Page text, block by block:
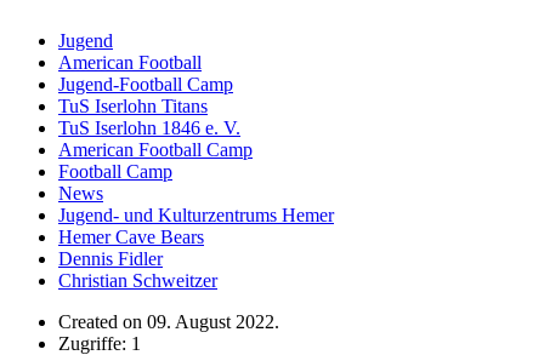
Jugend
American Football
Jugend-Football Camp
TuS Iserlohn Titans
TuS Iserlohn 1846 e. V.
American Football Camp
Football Camp
News
Jugend- und Kulturzentrums Hemer
Hemer Cave Bears
Dennis Fidler
Christian Schweitzer
Created on 09. August 2022.
Zugriffe: 1